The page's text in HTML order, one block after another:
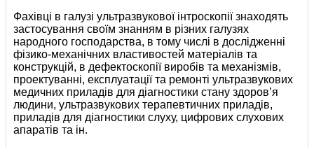
Фахівці в галузі ультразвукової інтроскопії знаходять
застосування своїм знанням в різних галузях
народного господарства, в тому числі в дослідженні
фізико-механічних властивостей матеріалів та
конструкцій, в дефектоскопії виробів та механізмів,
проектуванні, експлуатації та ремонті ультразвукових
медичних приладів для діагностики стану здоров’я
людини, ультразвукових терапевтичних приладів,
приладів для діагностики слуху, цифрових слухових
апаратів та ін.